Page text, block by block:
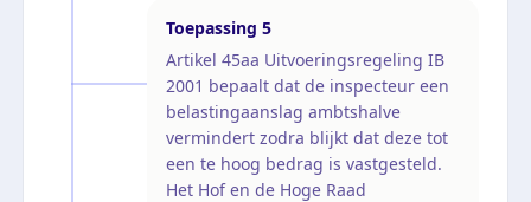
Toepassing 5
Artikel 45aa Uitvoeringsregeling IB
2001 bepaalt dat de inspecteur een
belastingaanslag ambtshalve
vermindert zodra blijkt dat deze tot
een te hoog bedrag is vastgesteld.
Het Hof en de Hoge Raad